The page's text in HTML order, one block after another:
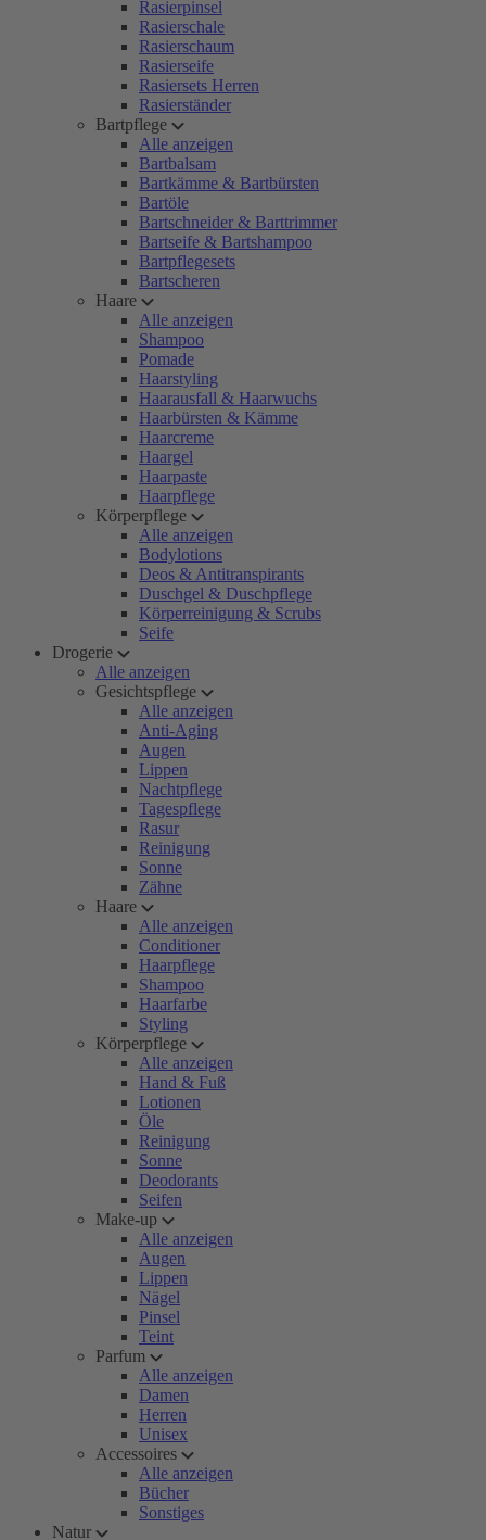
Rasierpinsel
Rasierschale
Rasierschaum
Rasierseife
Rasiersets Herren
Rasierständer
Bartpflege
Alle anzeigen
Bartbalsam
Bartkämme & Bartbürsten
Bartöle
Bartschneider & Barttrimmer
Bartseife & Bartshampoo
Bartpflegesets
Bartscheren
Haare
Alle anzeigen
Shampoo
Pomade
Haarstyling
Haarausfall & Haarwuchs
Haarbürsten & Kämme
Haarcreme
Haargel
Haarpaste
Haarpflege
Körperpflege
Alle anzeigen
Bodylotions
Deos & Antitranspirants
Duschgel & Duschpflege
Körperreinigung & Scrubs
Seife
Drogerie
Alle anzeigen
Gesichtspflege
Alle anzeigen
Anti-Aging
Augen
Lippen
Nachtpflege
Tagespflege
Rasur
Reinigung
Sonne
Zähne
Haare
Alle anzeigen
Conditioner
Haarpflege
Shampoo
Haarfarbe
Styling
Körperpflege
Alle anzeigen
Hand & Fuß
Lotionen
Öle
Reinigung
Sonne
Deodorants
Seifen
Make-up
Alle anzeigen
Augen
Lippen
Nägel
Pinsel
Teint
Parfum
Alle anzeigen
Damen
Herren
Unisex
Accessoires
Alle anzeigen
Bücher
Sonstiges
Natur